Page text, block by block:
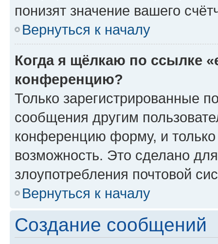
понизят значение вашего
Вернуться к началу
Когда я щёлкаю по ссылке
конференцию?
Только зарегистрированные
сообщения другим
конференцию форму, и
возможность. Это сделано
злоупотребления почтовой
Вернуться к началу
Создание сообщений